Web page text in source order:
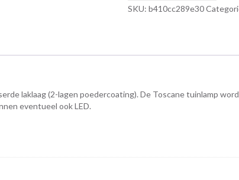
SKU: b410cc289e30
laklaag (2-lagen poedercoating). De Toscane tuinlamp
eventueel ook LED.